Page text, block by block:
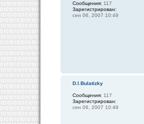
Сообщения: 117
Зарегистрирован:
сен 06, 2007 10:49
D.I.Bulatizky
Сообщения: 117
Зарегистрирован:
сен 06, 2007 10:49